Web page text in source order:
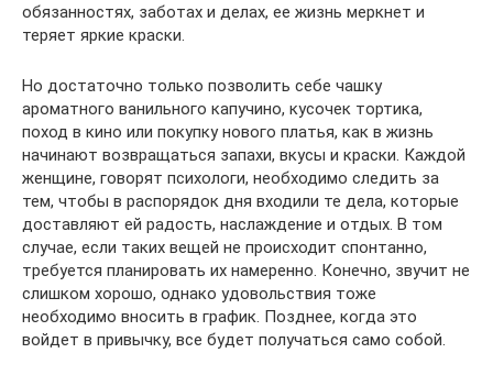
обязанностях, заботах и делах, ее жизнь меркнет и
теряет яркие краски.
Но достаточно только позволить себе чашку
ароматного ванильного капучино, кусочек тортика,
поход в кино или покупку нового платья, как в жизнь
начинают возвращаться запахи, вкусы и краски. Каждой
женщине, говорят психологи, необходимо следить за
тем, чтобы в распорядок дня входили те дела, которые
доставляют ей радость, наслаждение и отдых. В том
случае, если таких вещей не происходит спонтанно,
требуется планировать их намеренно. Конечно, звучит не
слишком хорошо, однако удовольствия тоже
необходимо вносить в график. Позднее, когда это
войдет в привычку, все будет получаться само собой.